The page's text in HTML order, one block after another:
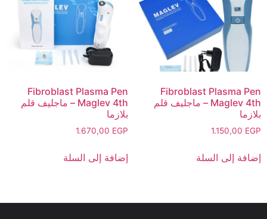
Fibroblast Plasma Pen
Maglev 4th – ماجليف قلم
بلازما
1.150,00EGP
إضافة إلى السلة
Fibroblast Plasma Pen
Maglev 4th – ماجليف قلم
بلازما
1.670,00EGP
إضافة إلى السلة